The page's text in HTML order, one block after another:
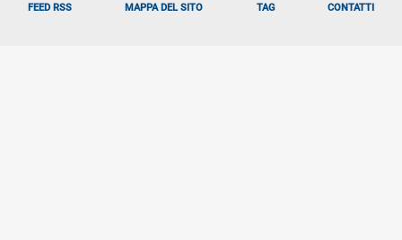
FEED RSS MAPPA DEL SITO TAG CONTATTI